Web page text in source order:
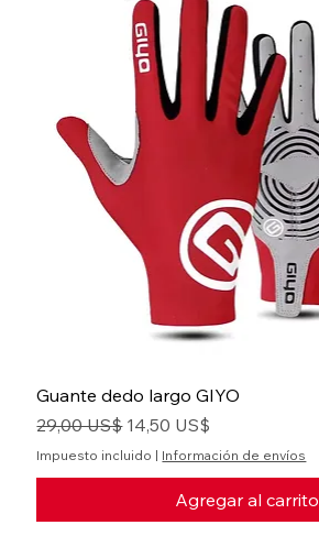
Guante dedo largo GIYO
Precio
29,00 US$ Precio de oferta
14,50 US$
Impuesto incluido | Información de envíos
Agregar al carrito